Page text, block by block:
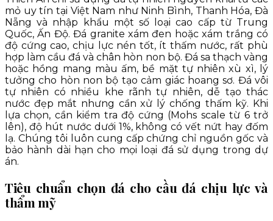
mỏ uy tín tại Việt Nam như Ninh Bình, Thanh Hóa, Đà
Nẵng và nhập khẩu một số loại cao cấp từ Trung
Quốc, Ấn Độ. Đá granite xám đen hoặc xám trắng có
độ cứng cao, chịu lực nén tốt, ít thấm nước, rất phù
hợp làm cầu đá và chân hòn non bộ. Đá sa thạch vàng
hoặc hồng mang màu ấm, bề mặt tự nhiên xù xì, lý
tưởng cho hòn non bộ tạo cảm giác hoang sơ. Đá vôi
tự nhiên có nhiều khe rãnh tự nhiên, dễ tạo thác
nước đẹp mắt nhưng cần xử lý chống thấm kỹ. Khi
lựa chọn, cần kiểm tra độ cứng (Mohs scale từ 6 trở
lên), độ hút nước dưới 1%, không có vết nứt hay đốm
lạ. Chúng tôi luôn cung cấp chứng chỉ nguồn gốc và
bảo hành dài hạn cho mọi loại đá sử dụng trong dự
án.
Tiêu chuẩn chọn đá cho cầu đá chịu lực và
thẩm mỹ